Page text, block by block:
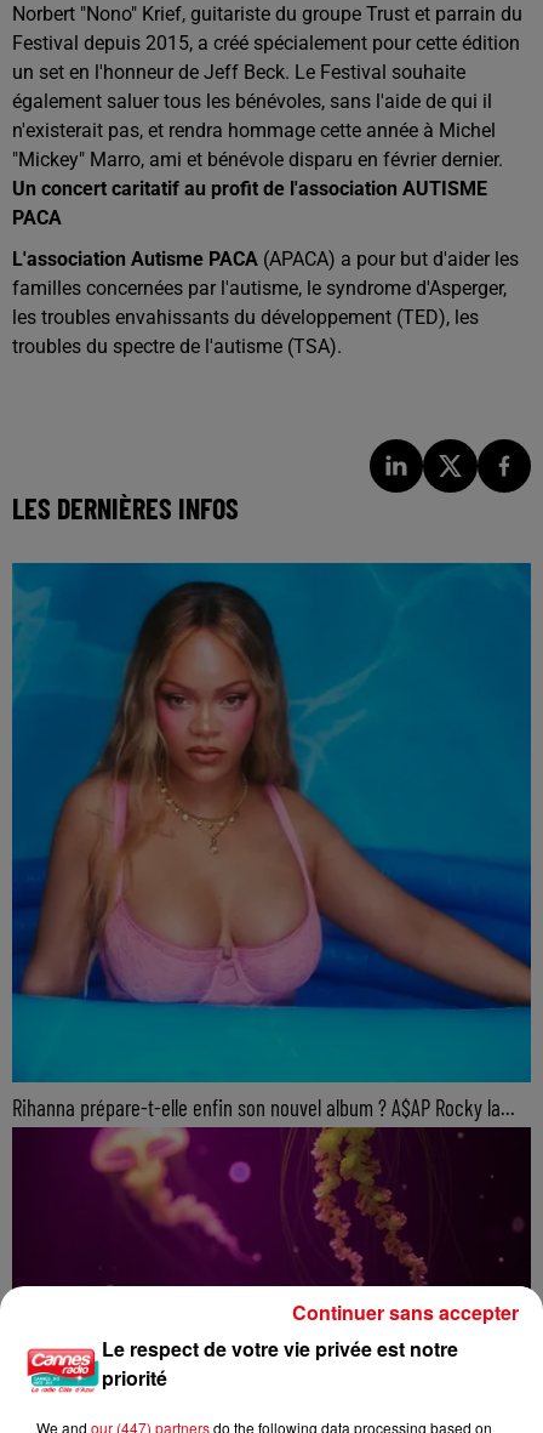
Norbert "Nono" Krief, guitariste du groupe Trust et parrain du
Festival depuis 2015, a créé spécialement pour cette édition
un set en l'honneur de Jeff Beck. Le Festival souhaite
également saluer tous les bénévoles, sans l'aide de qui il
n'existerait pas, et rendra hommage cette année à Michel
"Mickey" Marro, ami et bénévole disparu en février dernier.
Un concert caritatif au profit de l'association AUTISME
PACA
L'association Autisme PACA (APACA) a pour but d'aider les
familles concernées par l'autisme, le syndrome d'Asperger,
les troubles envahissants du développement (TED), les
troubles du spectre de l'autisme (TSA).
LES DERNIÈRES INFOS
Rihanna prépare-t-elle enfin son nouvel album ? A$AP Rocky la...
Le respect de votre vie privée est notre
priorité
We and our (447) partnersdo the following data processing based on
Continuer sans accepter